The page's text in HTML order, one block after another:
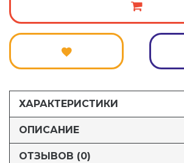
ХАРАКТЕРИСТИКИ
ОПИСАНИЕ
ОТЗЫВОВ (0)